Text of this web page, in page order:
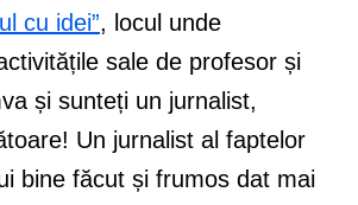
cu idei”, locul unde
sale de profesor și
și sunteți un jurnalist,
Un jurnalist al faptelor
bine făcut și frumos dat mai